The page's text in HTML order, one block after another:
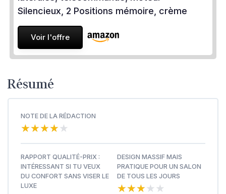
Silencieux, 2 Positions mémoire, crème
Voir l'offre
Résumé
NOTE DE LA RÉDACTION
★★★★★
★★★★★
RAPPORT QUALITÉ-PRIX :
INTÉRESSANT SI TU VEUX
DU CONFORT SANS VISER LE
LUXE
DESIGN MASSIF MAIS
PRATIQUE POUR UN SALON
DE TOUS LES JOURS
★★★★★
★★★★★